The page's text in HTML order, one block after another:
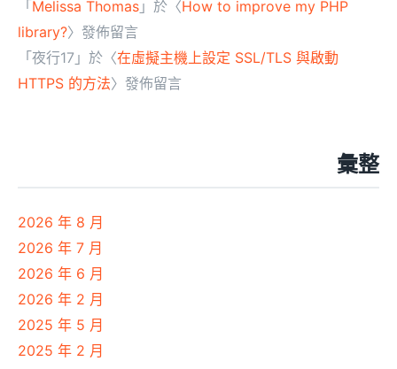
「 Melissa Thomas 」於〈How to improve my PHP
library?〉發佈留言
「 夜行17 」於〈在虛擬主機上設定 SSL/TLS 與啟動
HTTPS 的方法〉發佈留言
彙整
2026 年 8 月
2026 年 7 月
2026 年 6 月
2026 年 2 月
2025 年 5 月
2025 年 2 月